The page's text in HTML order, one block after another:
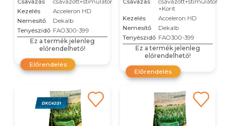
Csávázás
csávázott+stimulátor
Kezelés
Acceleron HD
Nemesítő
Dekalb
Tenyészidő FAO300-399
Ez a termék jelenleg
előrendelhető!
Előrendelés
Csávázás
csávázott+stimulátor
+Korit
Kezelés
Acceleron HD
Nemesítő
Dekalb
Tenyészidő FAO300-399
Ez a termék jelenleg
előrendelhető!
Előrendelés